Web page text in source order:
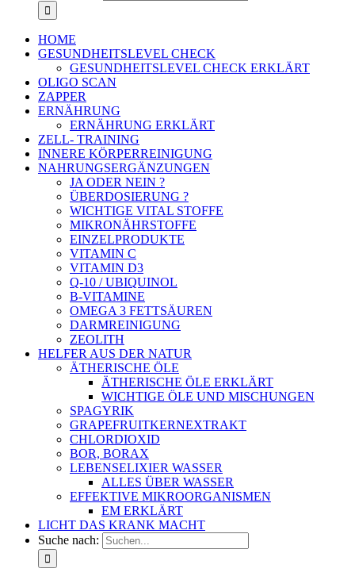
HOME
GESUNDHEITSLEVEL CHECK
GESUNDHEITSLEVEL CHECK ERKLÄRT
OLIGO SCAN
ZAPPER
ERNÄHRUNG
ERNÄHRUNG ERKLÄRT
ZELL- TRAINING
INNERE KÖRPERREINIGUNG
NAHRUNGSERGÄNZUNGEN
JA ODER NEIN ?
ÜBERDOSIERUNG ?
WICHTIGE VITAL STOFFE
MIKRONÄHRSTOFFE
EINZELPRODUKTE
VITAMIN C
VITAMIN D3
Q-10 / UBIQUINOL
B-VITAMINE
OMEGA 3 FETTSÄUREN
DARMREINIGUNG
ZEOLITH
HELFER AUS DER NATUR
ÄTHERISCHE ÖLE
ÄTHERISCHE ÖLE ERKLÄRT
WICHTIGE ÖLE UND MISCHUNGEN
SPAGYRIK
GRAPEFRUITKERNEXTRAKT
CHLORDIOXID
BOR, BORAX
LEBENSELIXIER WASSER
ALLES ÜBER WASSER
EFFEKTIVE MIKROORGANISMEN
EM ERKLÄRT
LICHT DAS KRANK MACHT
Suche nach: